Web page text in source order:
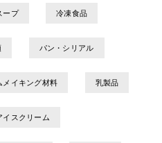
ープ 冷凍食品
パン・シリアル
メイキング材料 乳製品
イスクリーム